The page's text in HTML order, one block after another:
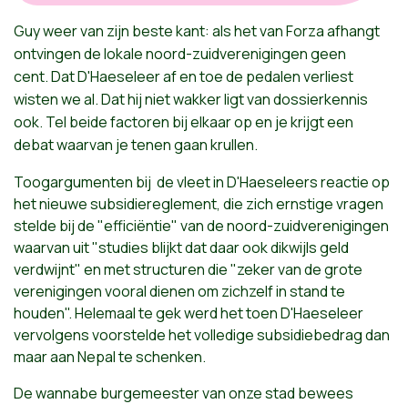
Guyweervan zijn bestekant: alshetvanForzaafhangt
ontvingendelokalenoord-zuidverenigingengeen
cent.DatD'Haeseleerafen toe de pedalenverliest
wistenwe al.Dathijnietwakkerligtvandossierkennis
ook. Tel beidefactoren bijelkaarop en jekrijgteen
debatwaarvan jetenengaankrullen.
Toogargumenten bij de vleet in D'Haeseleers reactie op
het nieuwe subsidiereglement, die zich ernstige vragen
stelde bij de "efficiëntie" van de noord-zuidverenigingen
waarvan uit "studies blijkt dat daar ook dikwijls geld
verdwijnt" en met structuren die "zeker van de grote
verenigingen vooral dienen om zichzelf in stand te
houden". Helemaal te gek werd het toen D'Haeseleer
vervolgens voorstelde het volledige subsidiebedrag dan
maar aan Nepal te schenken.
De wannabe burgemeester van onze stad bewees